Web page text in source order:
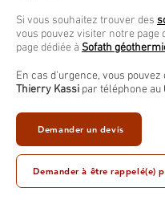
Si vous souhaitez trouver des
vous pouvez visiter notre page
page dédiée à Sofath
En cas d'urgence, vous
Thierry Kassi par téléphone au
Demander un devis
Demander à être rappelé(e)